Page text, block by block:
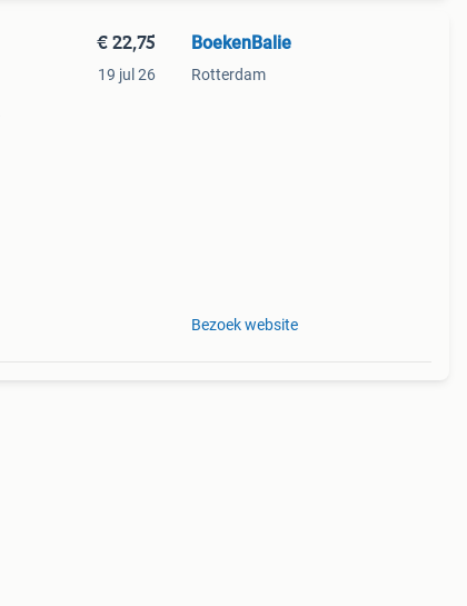
€ 22,75
19 jul 26
BoekenBalie
Rotterdam
Bezoek website